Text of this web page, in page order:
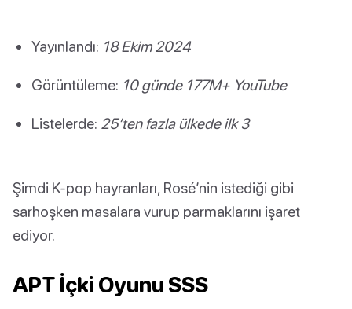
Yayınlandı: 18 Ekim 2024
Görüntüleme: 10 günde 177M+ YouTube
Listelerde: 25’ten fazla ülkede ilk 3
Şimdi K-pop hayranları, Rosé’nin istediği gibi
sarhoşken masalara vurup parmaklarını işaret
ediyor.
APT İçki Oyunu SSS